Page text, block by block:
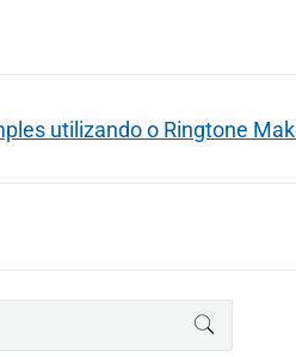
utilizando o Ringtone
BUSCAR